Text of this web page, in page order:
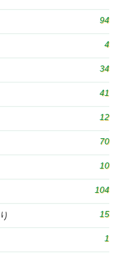
94
4
34
41
12
70
10
104
15
1